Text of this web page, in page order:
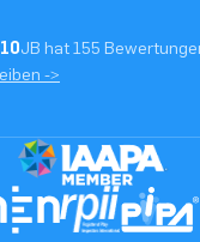
JB hat 155
->